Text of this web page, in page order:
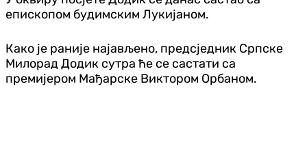
епископом будимским Лукијаном.
Како је раније најављено, предсједник Српске
Милорад Додик сутра ће се састати са
премијером Мађарске Виктором Орбаном.